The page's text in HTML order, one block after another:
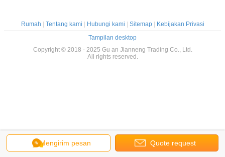
Mengirim pesan Quote request
Rumah Tentang kami Hubungi kami Sitemap|
Kebijakan Privasi
Tampilan desktop
Copyright © 2018 - 2025 Gu an Jianneng Trading Co., Ltd.
All rights reserved.